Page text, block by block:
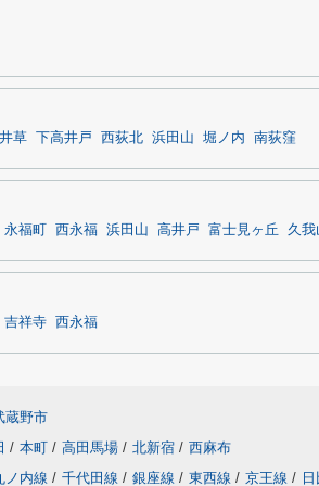
草 下高井戸 西荻北 浜田山 堀ノ内 南荻窪
永福町 西永福 浜田山 高井戸 富士見ヶ丘 久我
吉祥寺 西永福
蔵野市
/ 本町 / 高田馬場 / 北新宿 / 西麻布
ノ内線 / 千代田線 / 銀座線 / 東西線 / 京王線 /